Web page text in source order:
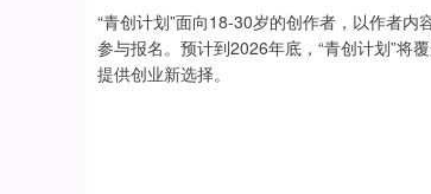
“青创计划”面向18-30岁的创作者，以作者
参与报名。预计到2026年底，“青创计划”将
提供创业新选择。